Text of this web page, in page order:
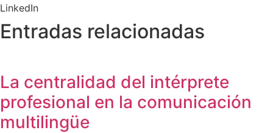
LinkedIn
Entradas relacionadas
La centralidad del intérprete
profesional en la comunicación
multilingüe